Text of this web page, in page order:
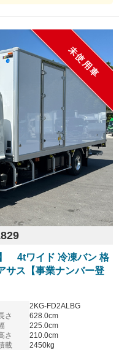
未使用車
4tワイド 冷凍バン 格
サス【事業ナンバー登
2KG-FD2ALBG
さ
628.0cm
225.0cm
さ
210.0cm
載
2450kg